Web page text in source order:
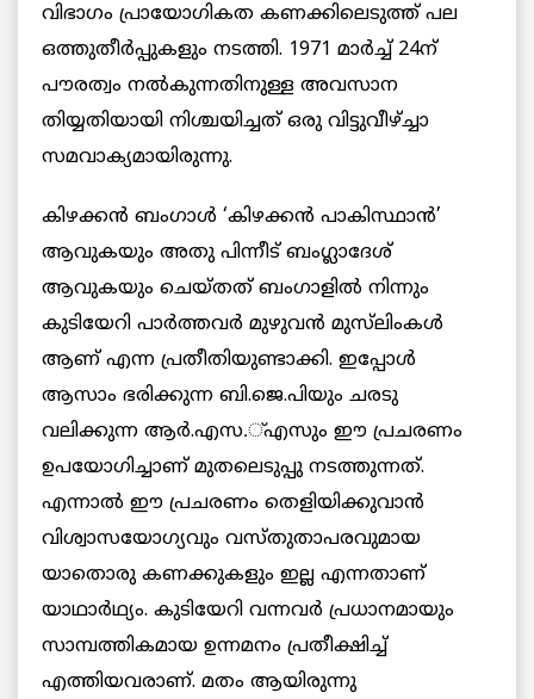
വിഭാഗം പ്രായോഗികത കണക്കിലെടുത്ത് പല
ഒത്തുതീര്‍പ്പുകളും നടത്തി. 1971 മാര്‍ച്ച് 24ന്
പൗരത്വം നല്‍കുന്നതിനുള്ള അവസാന
തിയ്യതിയായി നിശ്ചയിച്ചത് ഒരു വിട്ടുവീഴ്ച്ചാ
സമവാക്യമായിരുന്നു.
കിഴക്കന്‍ ബംഗാള്‍ ‘കിഴക്കന്‍ പാകിസ്ഥാന്‍’
ആവുകയും അതു പിന്നീട് ബംഗ്ലാദേശ്
ആവുകയും ചെയ്തത് ബംഗാളില്‍ നിന്നും
കുടിയേറി പാര്‍ത്തവര്‍ മുഴുവന്‍ മുസ്‌ലിംകള്‍
ആണ് എന്ന പ്രതീതിയുണ്ടാക്കി. ഇപ്പോള്‍
ആസാം ഭരിക്കുന്ന ബി.ജെ.പിയും ചരടു
വലിക്കുന്ന ആര്‍.എസ.്എസും ഈ പ്രചരണം
ഉപയോഗിച്ചാണ് മുതലെടുപ്പു നടത്തുന്നത്.
എന്നാല്‍ ഈ പ്രചരണം തെളിയിക്കുവാന്‍
വിശ്വാസയോഗ്യവും വസ്തുതാപരവുമായ
യാതൊരു കണക്കുകളും ഇല്ല എന്നതാണ്
യാഥാര്‍ഥ്യം. കുടിയേറി വന്നവര്‍ പ്രധാനമായും
സാമ്പത്തികമായ ഉന്നമനം പ്രതീക്ഷിച്ച്
എത്തിയവരാണ്. മതം ആയിരുന്നു